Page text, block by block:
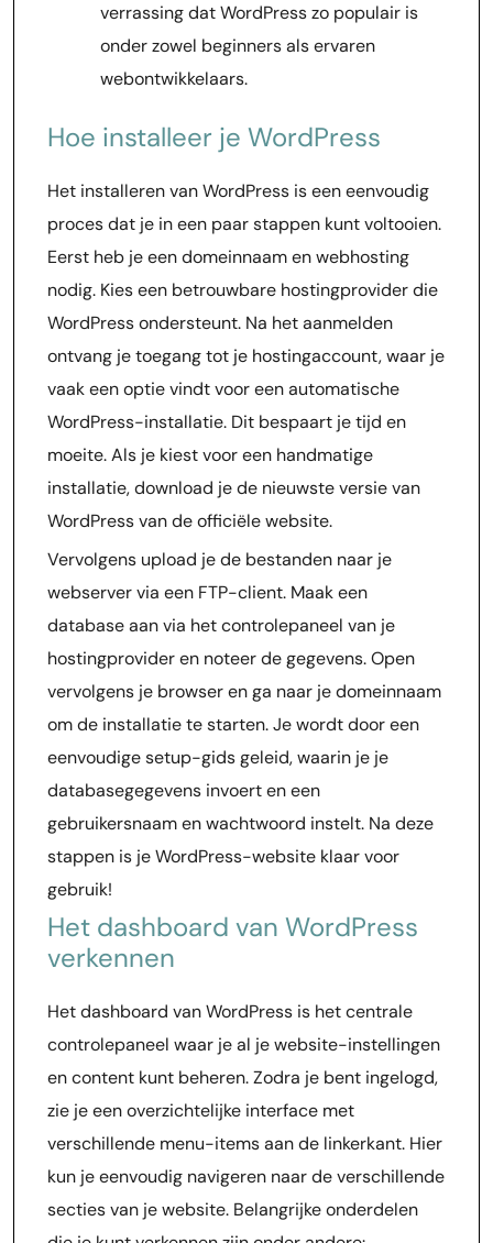
verrassing dat WordPress zo populair is
onder zowel beginners als ervaren
webontwikkelaars.
Hoe installeer je WordPress
Het installeren van WordPress is een eenvoudig
proces dat je in een paar stappen kunt voltooien.
Eerst heb je een domeinnaam en webhosting
nodig. Kies een betrouwbare hostingprovider die
WordPress ondersteunt. Na het aanmelden
ontvang je toegang tot je hostingaccount, waar je
vaak een optie vindt voor een automatische
WordPress-installatie. Dit bespaart je tijd en
moeite. Als je kiest voor een handmatige
installatie, download je de nieuwste versie van
WordPress van de officiële website.
Vervolgens upload je de bestanden naar je
webserver via een FTP-client. Maak een
database aan via het controlepaneel van je
hostingprovider en noteer de gegevens. Open
vervolgens je browser en ga naar je domeinnaam
om de installatie te starten. Je wordt door een
eenvoudige setup-gids geleid, waarin je je
databasegegevens invoert en een
gebruikersnaam en wachtwoord instelt. Na deze
stappen is je WordPress-website klaar voor
gebruik!
Het dashboard van WordPress
verkennen
Het dashboard van WordPress is het centrale
controlepaneel waar je al je website-instellingen
en content kunt beheren. Zodra je bent ingelogd,
zie je een overzichtelijke interface met
verschillende menu-items aan de linkerkant. Hier
kun je eenvoudig navigeren naar de verschillende
secties van je website. Belangrijke onderdelen